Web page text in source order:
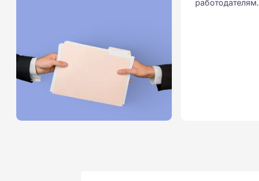
работодателям.